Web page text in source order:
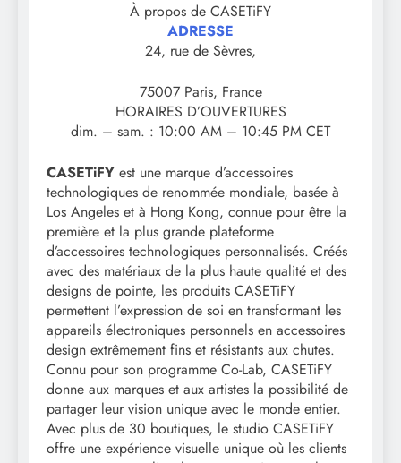
À propos de CASETiFY
ADRESSE
24, rue de Sèvres,
75007 Paris, France
HORAIRES D’OUVERTURES
dim. – sam. : 10:00 AM – 10:45 PM CET
CASETiFY est une marque d’accessoires
technologiques de renommée mondiale, basée à
Los Angeles et à Hong Kong, connue pour être la
première et la plus grande plateforme
d’accessoires technologiques personnalisés. Créés
avec des matériaux de la plus haute qualité et des
designs de pointe, les produits CASETiFY
permettent l’expression de soi en transformant les
appareils électroniques personnels en accessoires
design extrêmement fins et résistants aux chutes.
Connu pour son programme Co-Lab, CASETiFY
donne aux marques et aux artistes la possibilité de
partager leur vision unique avec le monde entier.
Avec plus de 30 boutiques, le studio CASETiFY
offre une expérience visuelle unique où les clients